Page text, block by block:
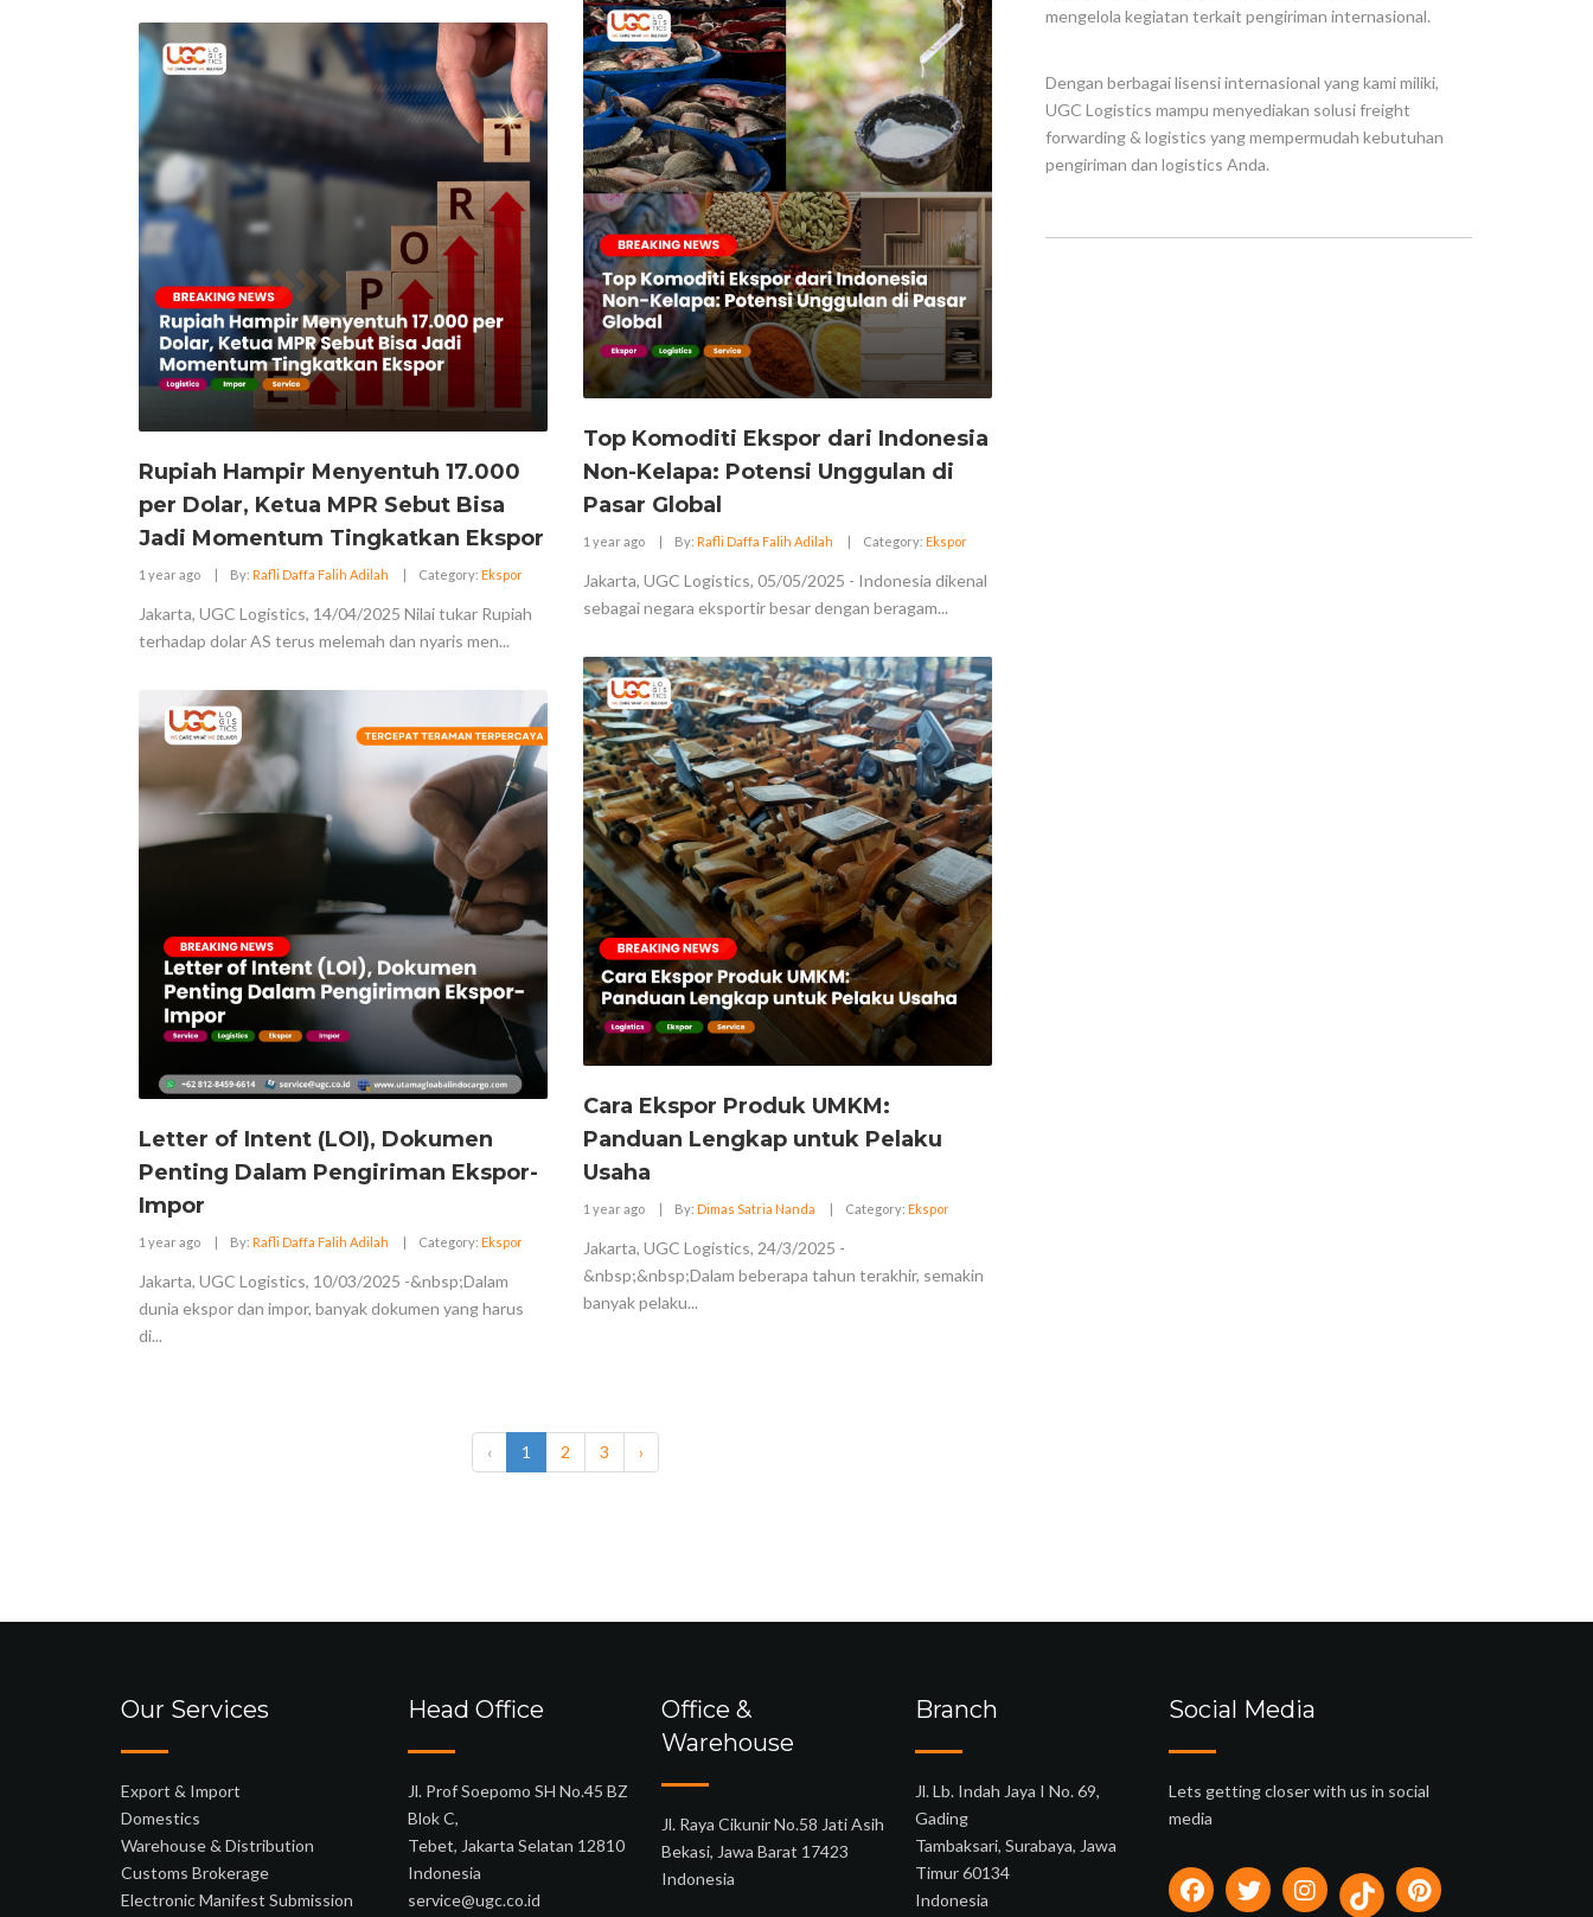
Top Komoditi Ekspor dari Indonesia
Non-Kelapa: Potensi Unggulan di
Pasar Global
1 year ago | By: Rafli Daffa Falih Adilah | Category: Ekspor
Jakarta, UGC Logistics, 05/05/2025 - Indonesia dikenal
sebagai negara eksportir besar dengan beragam...
Rupiah Hampir Menyentuh 17.000
per Dolar, Ketua MPR Sebut Bisa
Jadi Momentum Tingkatkan Ekspor
1 year ago | By: Rafli Daffa Falih Adilah | Category: Ekspor
Jakarta, UGC Logistics, 14/04/2025 Nilai tukar Rupiah
terhadap dolar AS terus melemah dan nyaris men...
Cara Ekspor Produk UMKM:
Panduan Lengkap untuk Pelaku
Usaha
1 year ago | By: Dimas Satria Nanda | Category: Ekspor
Jakarta, UGC Logistics, 24/3/2025 -
&nbsp;&nbsp;Dalam beberapa tahun terakhir, semakin
banyak pelaku...
Letter of Intent (LOI), Dokumen
Penting Dalam Pengiriman Ekspor-
Impor
1 year ago | By: Rafli Daffa Falih Adilah | Category: Ekspor
Jakarta, UGC Logistics, 10/03/2025 -&nbsp;Dalam
dunia ekspor dan impor, banyak dokumen yang harus
di...
‹ 1 2 3 ›
mengelola kegiatan terkait pengiriman internasional.
Dengan berbagai lisensi internasional yang kami miliki,
UGC Logistics mampu menyediakan solusi freight
forwarding & logistics yang mempermudah kebutuhan
pengiriman dan logistics Anda.
Our Services
Export & Import
Domestics
Warehouse & Distribution
Customs Brokerage
Electronic Manifest Submission
Head Office
Jl. Prof Soepomo SH No.45 BZ
Blok C,
Tebet, Jakarta Selatan 12810
Indonesia
service@ugc.co.id
Office &
Warehouse
Jl. Raya Cikunir No.58 Jati Asih
Bekasi, Jawa Barat 17423
Indonesia
Branch
Jl. Lb. Indah Jaya I No. 69,
Gading
Tambaksari, Surabaya, Jawa
Timur 60134
Indonesia
Social Media
Lets getting closer with us in social
media